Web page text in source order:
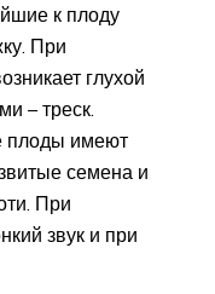
к плоду
При
глухой
– треск.
плоды имеют
семена и
При
звук и при